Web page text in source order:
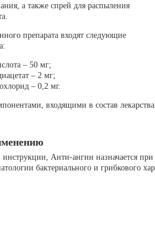
а также спрей для распыления
препарата входят следующие
– 50 мг;
– 2 мг;
– 0,2 мг.
входящими в состав
инструкции, Анти-ангин назначается
бактериального и грибкового